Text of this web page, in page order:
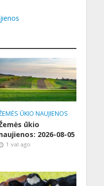
ŪKIO NAUJIENOS
ūkio
2026-08-05
1 val ago